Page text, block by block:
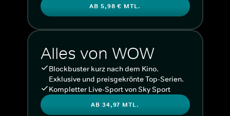
AB 5,98 € MTL.
Alles von WOW
Blockbuster kurz nach dem Kino.
Exklusive und preisgekrönte Top-Serien.
Kompletter Live-Sport von Sky Sport
AB 34,97 MTL.